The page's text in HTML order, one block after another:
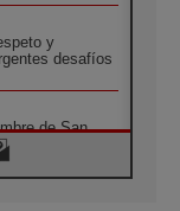
y
desafíos
de San